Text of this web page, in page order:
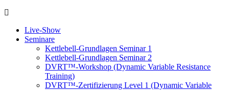
Live-Show
Seminare
Kettlebell-Grundlagen Seminar 1
Kettlebell-Grundlagen Seminar 2
DVRT™-Workshop (Dynamic Variable Resistance
Training)
DVRT™-Zertifizierung Level 1 (Dynamic Variable